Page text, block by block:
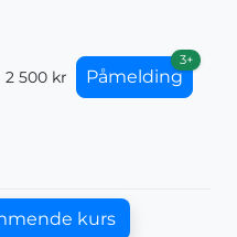
2 500 kr Påmelding
3+
kurs